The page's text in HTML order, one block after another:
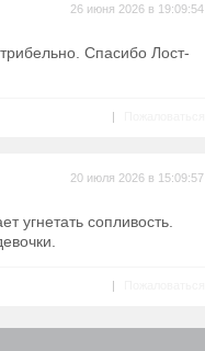
26 июня 2026 в 19:09:54
Спасибо Лост-
|
20 июля 2026 в 15:09:57
угнетать сопливость.
|